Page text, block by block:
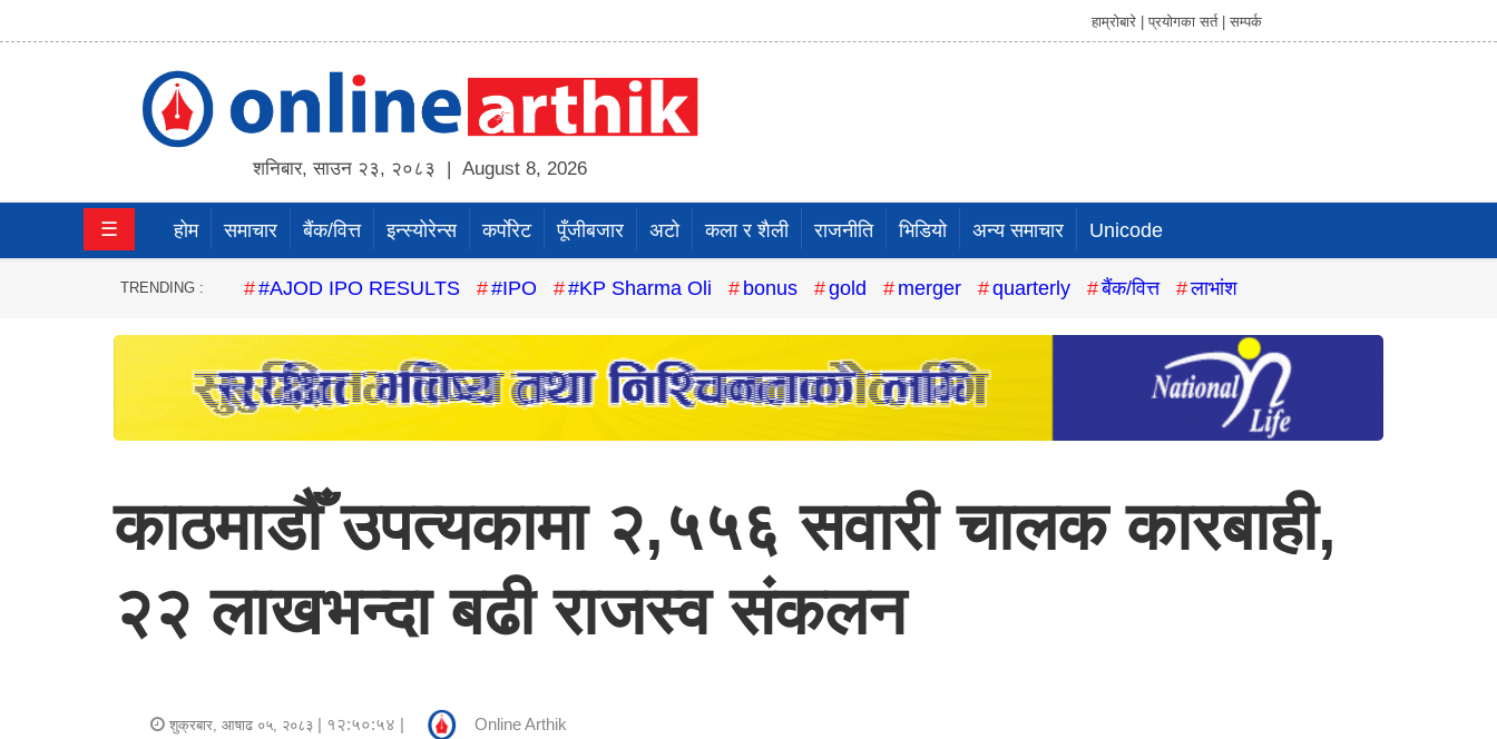
हाम्रोबारे | प्रयोगका सर्त | सम्पर्क
शनिबार,साउन २३, २०८३ | August 8, 2026
बैंक/
☰ होम समाचार बैंक/वित्त इन्स्योरेन्स कर्पाेरेट पूँजीबजार अटो कला र शैली राजनीति भिडियो अन्य समाचार Unicode
TRENDING : #AJOD IPO RESULTS #IPO #KP Sharma Oli bonus gold merger quarterly बैंक/वित्त लाभांश
काठमाडौँ उपत्यकामा २,५५६ सवारी चालक कारबाही,
२२ लाखभन्दा बढी राजस्व संकलन
शुक्रबार, आषाढ ०५, २०८३ | १२:५०:५४ | Online Arthik